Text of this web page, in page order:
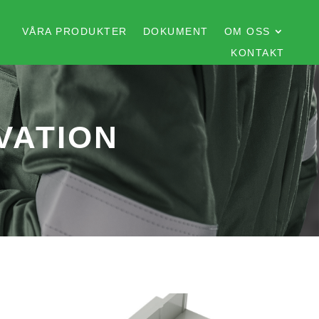
VÅRA PRODUKTER DOKUMENT
OM OSS
KONTAKT